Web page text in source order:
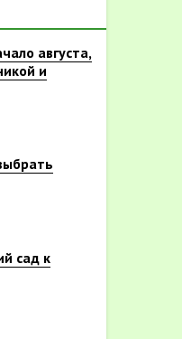
августа,
и
сад к